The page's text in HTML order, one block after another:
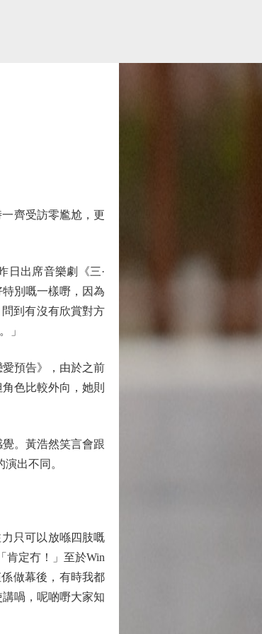
齊受訪零尷尬，更
日出席音樂劇《三·
別嘅一樣嘢，因為
到有沒有欣賞對方
」
預告》，由於之前
色比較外向，她則
。黃浩然笑言會跟
出不同。
只可以放喺四肢嘅
肯定冇！」至於Win
做幕後，有時我都
喎，呢啲嘢大家知